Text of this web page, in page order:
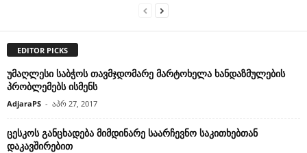
EDITOR PICKS
უმაღლესი საბჭოს თავმჯდომარე მარტოხელა ხანდაზმულების
პრობლემებს ისმენს
AdjaraPS - აპრ 27, 2017
ცესკოს განცხადება მიმდინარე საარჩევნო საკითხებთან
დაკავშირებით